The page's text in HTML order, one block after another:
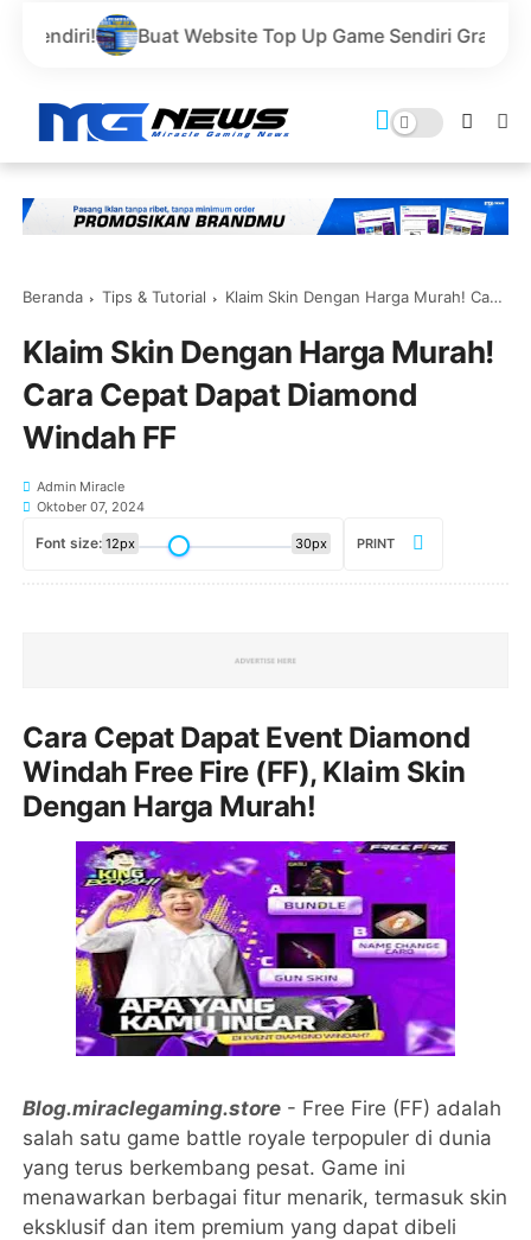
Website Top Up Game Sendiri Gratis Domain dan
Beranda Tips & Tutorial Klaim Skin Dengan Harga Murah! Cara Cepat Dapat Diamond Windah FF
Klaim Skin Dengan Harga Murah!
Cara Cepat Dapat Diamond
Windah FF
Admin Miracle
Oktober 07, 2024
Font size: 12px 30px PRINT
Cara Cepat Dapat Event Diamond
Windah Free Fire (FF), Klaim Skin
Dengan Harga Murah!
Blog.miraclegaming.store - Free Fire (FF) adalah
salah satu game battle royale terpopuler di dunia
yang terus berkembang pesat. Game ini
menawarkan berbagai fitur menarik, termasuk skin
eksklusif dan item premium yang dapat dibeli